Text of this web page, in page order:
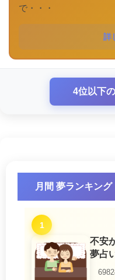
で・・・
詳
4位以下
月間 夢ランキング
1
不安
夢占